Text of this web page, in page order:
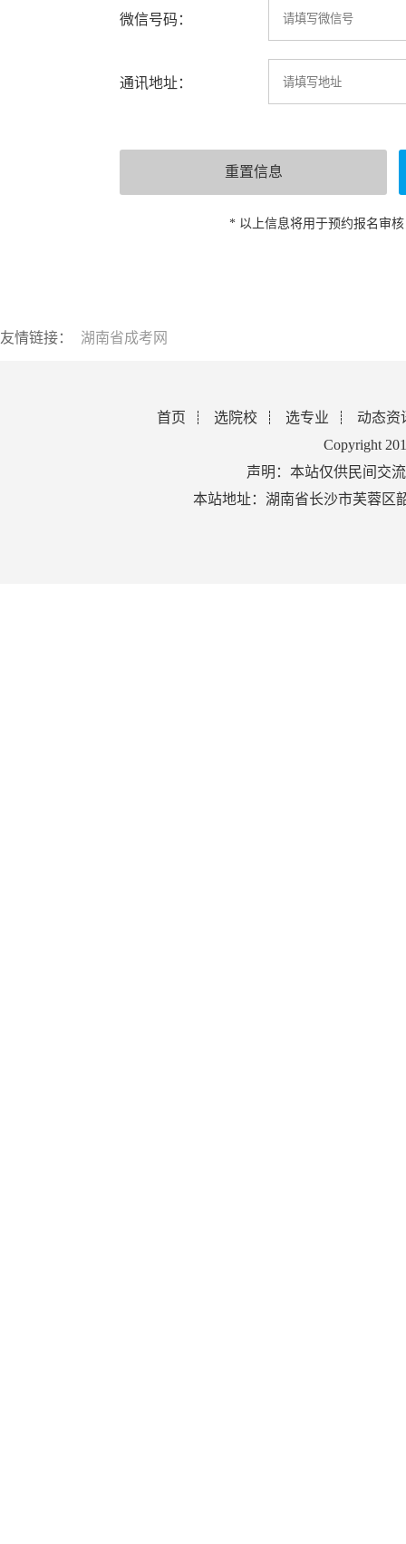
微信号码：
通讯地址：
* 以上信息将用于预约报名审
友情链接： 湖南省成考网
首页 选院校 选专业
动态资
Copyright
声明：本站仅供民间交
本站地址：湖南省长沙市芙蓉区